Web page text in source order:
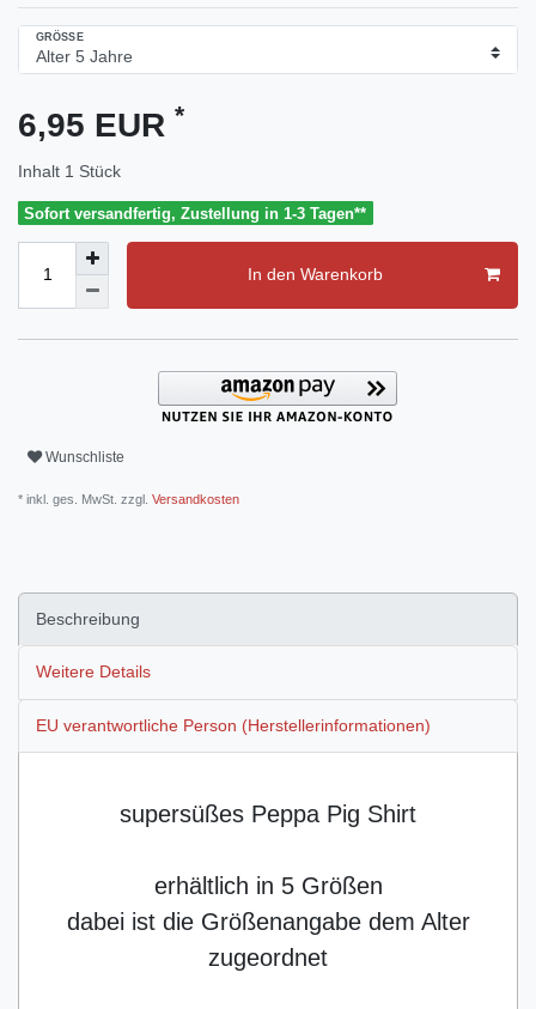
GRÖSSE
6,95 EUR *
Inhalt 1 Stück
Sofort versandfertig, Zustellung in 1-3 Tagen**
In den Warenkorb
Wunschliste
* inkl. ges. MwSt. zzgl. Versandkosten
Beschreibung
Weitere Details
EU verantwortliche Person (Herstellerinformationen)
supersüßes Peppa Pig Shirt
erhältlich in 5 Größen
dabei ist die Größenangabe dem Alter
zugeordnet